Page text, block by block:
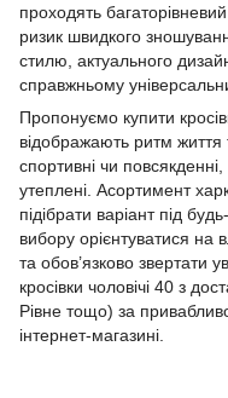
проходять
ризик швидкого
стилю, актуального
справжньому
Пропонуємо купити
відображають ритм життя
спортивні чи
утеплені. Асортимент
підібрати варіант під
вибору орієнтуватися на
та обов’язково звертати
кросівки чоловічі 40 з
Рівне тощо) за
інтернет-магазині.